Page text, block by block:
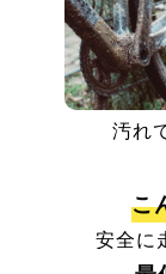
汚れ
こ
安全に